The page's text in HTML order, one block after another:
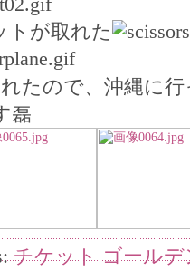
トが取れた
たので、沖縄に
磊
チケット ゴール